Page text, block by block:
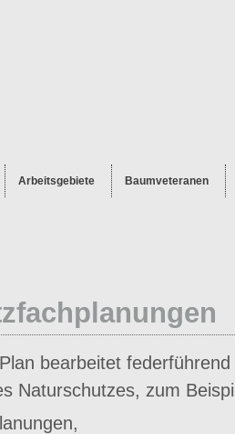
Arbeitsgebiete Baumveteranen
bearbeitet
Naturschutzes, zum